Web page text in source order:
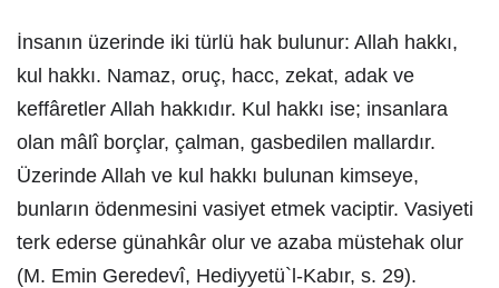
İnsanın üzerinde iki türlü hak bulunur: Allah hakkı,
kul hakkı. Namaz, oruç, hacc, zekat, adak ve
keffâretler Allah hakkıdır. Kul hakkı ise; insanlara
olan mâlî borçlar, çalman, gasbedilen mallardır.
Üzerinde Allah ve kul hakkı bulunan kimseye,
bunların ödenmesini vasiyet etmek vaciptir. Vasiyeti
terk ederse günahkâr olur ve azaba müstehak olur
(M. Emin Geredevî, Hediyyetü`l-Kabır, s. 29).